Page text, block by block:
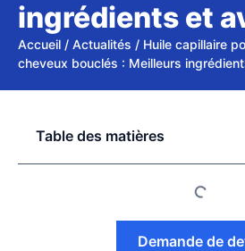
ingrédients et
Accueil / Actualités / Huile capillaire
cheveux bouclés : Meilleurs
Table des matières
Demande de